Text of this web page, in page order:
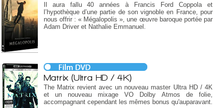
Il aura fallu 40 années à Francis Ford Coppola et
l’hypothèque d’une partie de son vignoble en France, pour
nous offrir : « Mégalopolis », une œuvre baroque portée par
Adam Driver et Nathalie Emmanuel.
Matrix (Ultra HD / 4K)
The Matrix revient avec un nouveau master Ultra HD / 4K
et un nouveau mixage VO Dolby Atmos de folie,
accompagnant cependant les mêmes bonus qu'auparavant.